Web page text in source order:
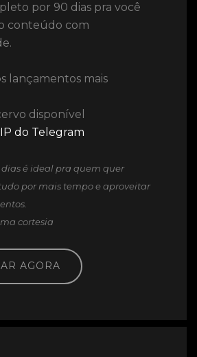
por 90 dias pra você
conteúdo com
lançamentos mais
disponível
do Telegram
dias é ideal pra quem quer
por mais tempo e aproveitar
cortesia
AGORA